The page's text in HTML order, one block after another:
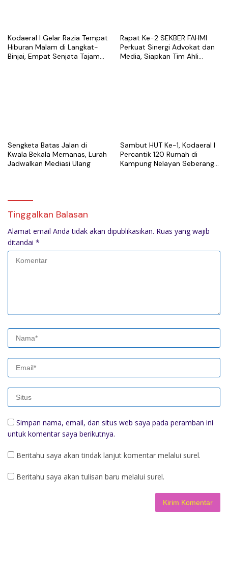
Kodaeral I Gelar Razia Tempat
Hiburan Malam di Langkat-
Binjai, Empat Senjata Tajam
Rapat Ke-2 SEKBER FAHMI
Perkuat Sinergi Advokat dan
Media, Siapkan Tim Ahli
Sengketa Batas Jalan di
Kwala Bekala Memanas, Lurah
Jadwalkan Mediasi Ulang
Sambut HUT Ke-1, Kodaeral I
Percantik 120 Rumah di
Kampung Nelayan Seberang
Tinggalkan Balasan
Alamat email Anda tidak akan dipublikasikan. Ruas yang wajib
ditandai *
Simpan nama, email, dan situs web saya pada peramban ini
untuk komentar saya berikutnya.
Beritahu saya akan tindak lanjut komentar melalui surel.
Beritahu saya akan tulisan baru melalui surel.